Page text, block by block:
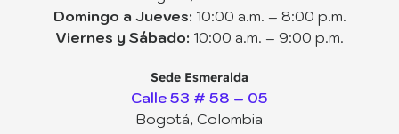
Domingo a Jueves: 10:00 a.m. – 8:00 p.m.
Viernes y Sábado: 10:00 a.m. – 9:00 p.m.
Sede Esmeralda
Calle 53 # 58 – 05
Bogotá, Colombia